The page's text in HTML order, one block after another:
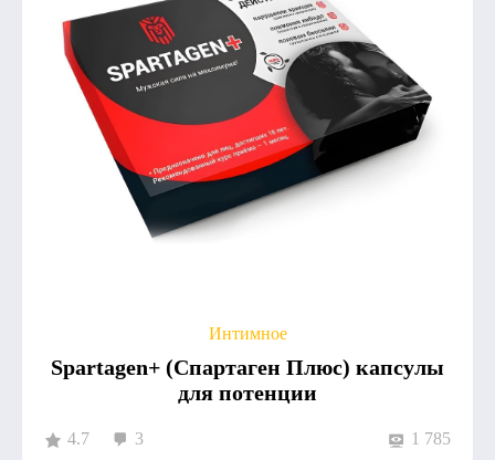
Интимное
Spartagen+ (Спартаген Плюс) капсулы
для потенции
4.7 3 1 785